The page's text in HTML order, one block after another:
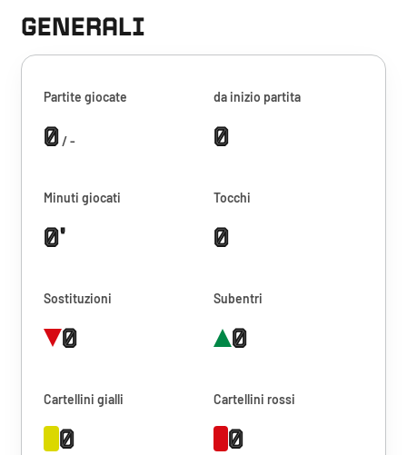
GENERALI
Partite giocate
0/ -
da inizio partita
0
Minuti giocati
0'
Tocchi
0
Sostituzioni
0
Subentri
0
Cartellini gialli
0
Cartellini rossi
0